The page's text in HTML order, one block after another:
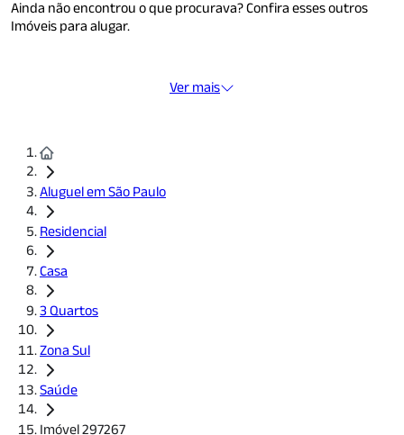
Ainda não encontrou o que procurava? Confira esses outros
Imóveis para alugar.
Ver mais
Aluguel em São Paulo
Residencial
Casa
3 Quartos
Zona Sul
Saúde
Imóvel 297267